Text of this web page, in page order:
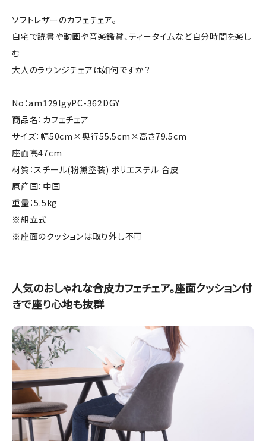
ソフトレザーのカフェチェア。
自宅で読書や動画や音楽鑑賞、ティータイムなど自分時間を楽し
む
大人のラウンジチェアは如何ですか？
No：am129lgyPC-362DGY
商品名：カフェチェア
サイズ：幅50cm×奥行55.5cm×高さ79.5cm
座面高47cm
材質：スチール(粉黛塗装) ポリエステル 合皮
原産国：中国
重量：5.5kg
※組立式
※座面のクッションは取り外し不可
人気のおしゃれな合皮カフェチェア。座面クッション付
きで座り心地も抜群